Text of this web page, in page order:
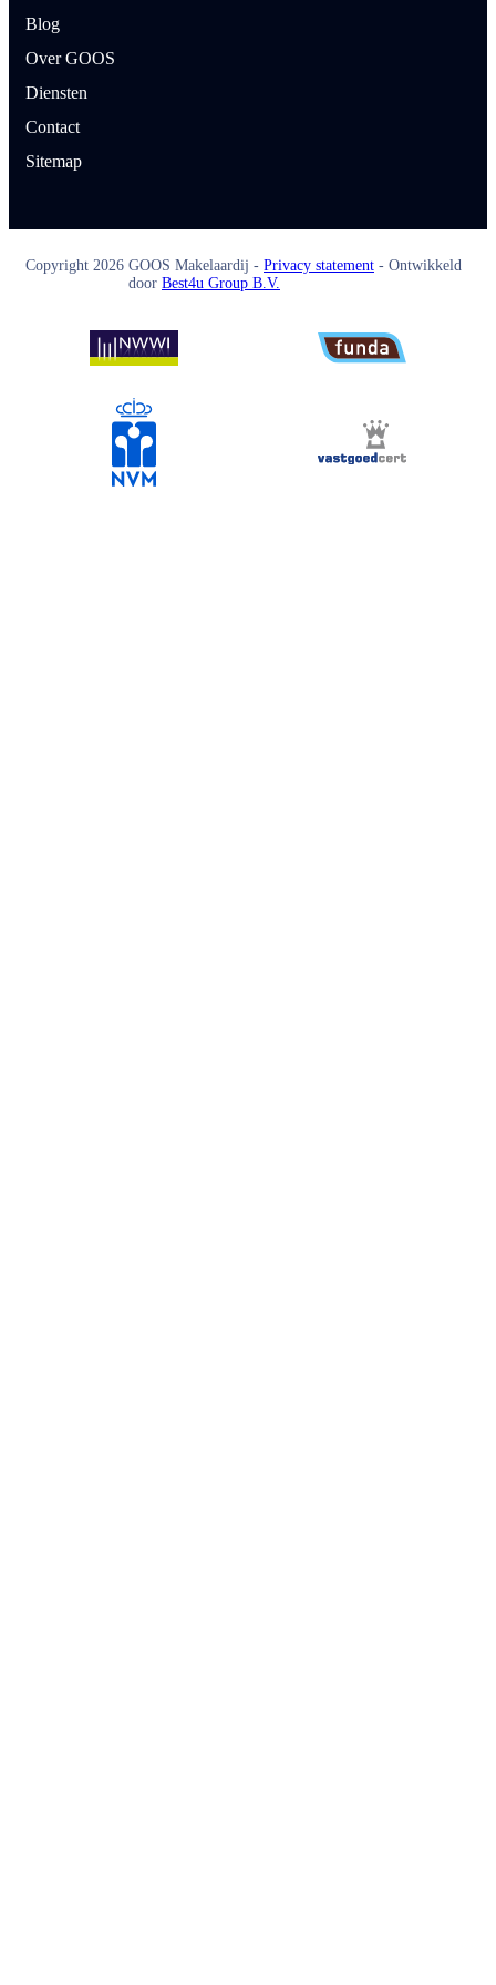
Blog
Over GOOS
Diensten
Contact
Sitemap
Copyright 2026 GOOS Makelaardij - Privacy statement - Ontwikkeld
door Best4u Group B.V.